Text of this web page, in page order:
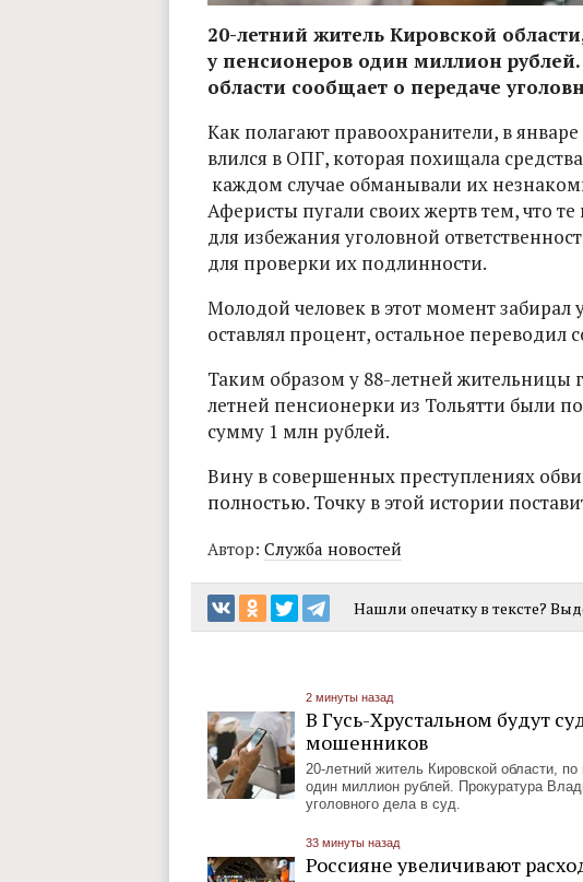
20-летний житель Кировской
у пенсионеров один миллион
области сообщает о передаче
Как полагают правоохранители, в
влился в ОПГ, которая похищала
каждом случае обманывали их
Аферисты пугали своих жертв тем, что
для избежания уголовной
для проверки их подлинности.
Молодой человек в этот момент забирал
оставлял процент, остальное переводил
Таким образом у 88-летней жительницы
летней пенсионерки из Тольятти были
сумму 1 млн рублей.
Вину в совершенных преступлениях
полностью. Точку в этой истории
Автор: Служба новостей
Нашли опечатку в тексте?
2 минуты назад
В Гусь-Хрустальном будут
мошенников
20-летний житель Кировской области,
один миллион рублей. Прокуратура
уголовного дела в суд.
33 минуты назад
Россияне увеличивают